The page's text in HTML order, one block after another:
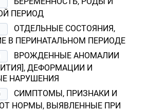
ПЕРИОД
ОТДЕЛЬНЫЕ СОСТОЯНИЯ,
В ПЕРИНАТАЛЬНОМ ПЕРИОДЕ
ВРОЖДЕННЫЕ АНОМАЛИИ
ДЕФОРМАЦИИ И
НАРУШЕНИЯ
СИМПТОМЫ, ПРИЗНАКИ И
НОРМЫ, ВЫЯВЛЕННЫЕ ПРИ